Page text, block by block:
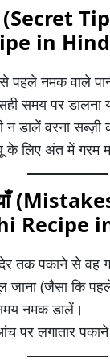
(Secret
in
पहले नमक वाले
समय पर डालना
न डालें वरना सब्ज़ी
लिए अंत में गरम
Recipe
देर तक पकाने से
जाना (जैसा कि
नमक डालें।
पर लगातार